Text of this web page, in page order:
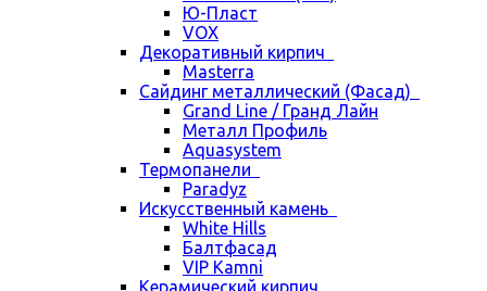
Ю-Пласт
VOX
Декоративный кирпич
Masterra
Сайдинг металлический (Фасад)
Grand Line / Гранд Лайн
Металл Профиль
Aquasystem
Термопанели
Paradyz
Искусственный камень
White Hills
Балтфасад
VIP Kamni
Керамический кирпич